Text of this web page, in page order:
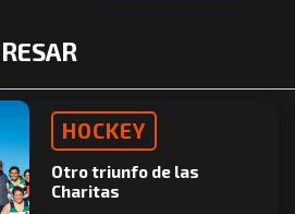
HOCKEY
Otro triunfo de las
Charitas